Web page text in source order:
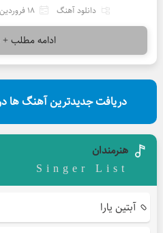
دانلود آهنگ 18 فروردین 1400
ادامه مطلب +
دریافت جدیدترین آهنگ ها
هنرمندان
Singer List
آبتین یارا